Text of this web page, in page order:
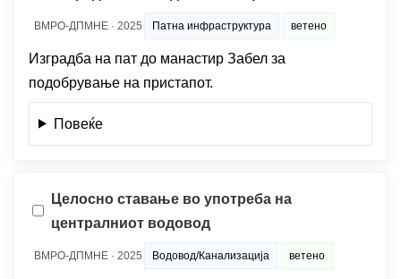
ВМРО-ДПМНЕ · 2025 Патна инфраструктура ветено
Изградба на пат до манастир Забел за
подобрување на пристапот.
Повеќе
Целосно ставање во употреба на
централниот водовод
ВМРО-ДПМНЕ · 2025 Водовод/Канализација ветено